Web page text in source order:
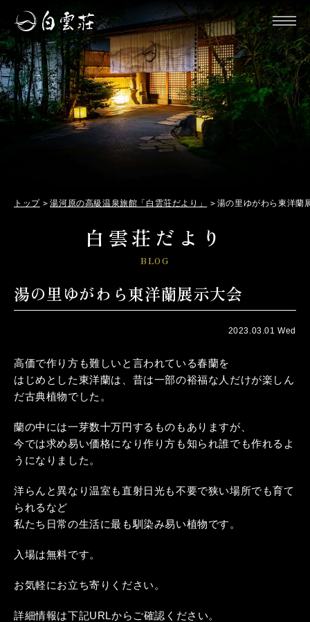
トップ 湯河原の高級温泉旅館「白雲荘だより」 湯の里ゆがわら東洋蘭
白雲荘だより
BLOG
湯の里ゆがわら東洋蘭展示大会
2023.03.01 Wed
高価で作り方も難しいと言われている春蘭を
はじめとした東洋蘭は、昔は一部の裕福な人だけが楽しん
だ古典植物でした。
蘭の中には一芽数十万円するものもありますが、
今では求め易い価格になり作り方も知られ誰でも作れるよ
うになりました。
洋らんと異なり温室も直射日光も不要で狭い場所でも育て
られるなど
私たち日常の生活に最も馴染み易い植物です。
入場は無料です。
お気軽にお立ち寄りください。
詳細情報は下記URLからご確認ください。